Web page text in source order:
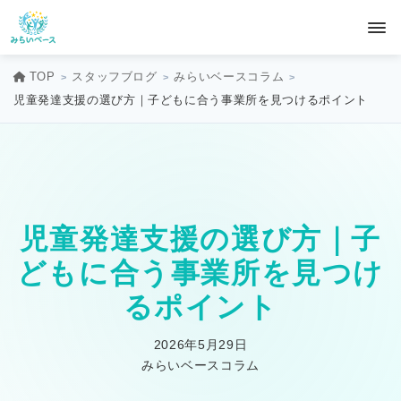
TOP スタッフブログ
みらいベースコラム
児童発達支援の選び方｜子どもに合う事業所を見つけるポイント
児童発達支援の選び方｜子
どもに合う事業所を見つけ
るポイント
2026年5月29日
みらいベースコラム